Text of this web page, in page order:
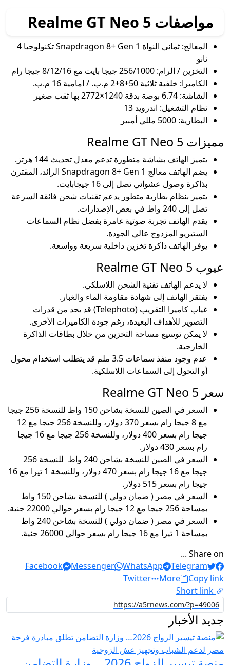
مواصفات Realme GT Neo 5
المعالج: ثماني النواة Snapdragon 8+ Gen 1 تكنولوجيا 4
نانو
التخزين / الرام: 256/1000 جيجا بايت مع 8/12/16 جيجا رام
الكاميرا: خلفية ثلاثية 50+8+2 م.ب. / امامية 16 م.ب.
الشاشة: 6.74 بوصة بدقة 1240×2772 بها ثقب صغير
نظام التشغيل: اندرويد 13
البطارية: 5000 مللي أمبير
مميزات Realme GT Neo 5
يتميز الهاتف بشاشة متطورة تدعم معدل تحديث 144 هرتز.
يضم الهاتف معالج Snapdragon 8+ Gen 1 الرائد، المقترن
بذاكرة وصول عشوائي تصل إلى 16 جيجابايت.
يتميز بنظام بطارية متطور يدعم تقنيات شحن فائقة السرعة
تصل إلى 240 واط في بعض الإصدارات.
يقدم الهاتف تجربة صوتية غامرة بفضل نظام السماعات
الستيريو المزدوج عالي الجودة.
يوفر الهاتف ذاكرة تخزين داخلية سريعة وواسعة.
عيوب Realme GT Neo 5
لا يدعم الهاتف تقنية الشحن اللاسلكي.
يفتقر الهاتف إلى شهادة مقاومة الماء والغبار.
غياب كاميرا التقريب (Telephoto) قد يحد من قدرات
التصوير للأهداف البعيدة، رغم جودة الكاميرات الأخرى.
لا يمكن توسيع مساحة التخزين من خلال بطاقات الذاكرة
الخارجية.
عدم وجود منفذ سماعات 3.5 ملم قد يتطلب استخدام محول
أو التحول إلى السماعات اللاسلكية.
سعر Realme GT Neo 5
السعر في الصين للنسخة بشاحن 150 واط للنسخة 256 جيجا
مع 8 جيجا رام بسعر 370 دولار، وللنسخة 256 جيجا مع 12
جيجا رام بسعر 400 دولار، وللنسخة 256 جيجا مع 16 جيجا
رام بسعر 430 دولار.
السعر في الصين للنسخة بشاحن 240 واط للنسخة 256
جيجا مع 16 جيجا رام بسعر 470 دولار، وللنسخة 1 تيرا مع 16
جيجا رام بسعر 515 دولار.
السعر في مصر ( ضمان دولي ) للنسخة بشاحن 150 واط
بمساحة 256 جيجا مع 12 جيجا رام بسعر حوالي 22000 جنية.
السعر في مصر ( ضمان دولي ) للنسخة بشاحن 240 واط
بمساحة 1 تيرا مع 16 جيجا رام بسعر حوالي 26000 جنية.
Share on ...
Facebook
Messenger WhatsApp
Telegram
Twitter
More
Copy link
Short link
جديد الأخبار